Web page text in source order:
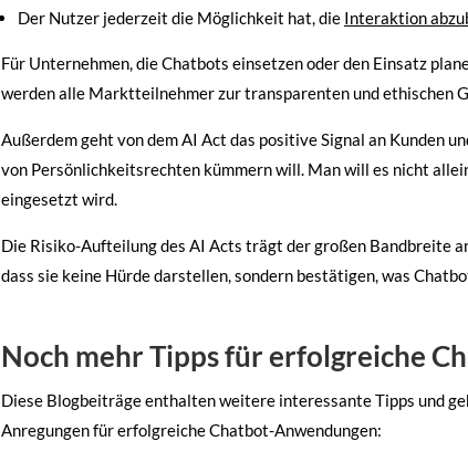
Der Nutzer jederzeit die Möglichkeit hat, die Interaktion
Für Unternehmen, die Chatbots einsetzen oder den Einsatz
werden alle Marktteilnehmer zur transparenten und ethischen
Außerdem geht von dem AI Act das positive Signal an Kunden
von Persönlichkeitsrechten kümmern will. Man will es nicht
eingesetzt wird.
Die Risiko-Aufteilung des AI Acts trägt der großen Bandbreite
dass sie keine Hürde darstellen, sondern bestätigen, was
Noch mehr Tipps für erfolgreiche
Diese Blogbeiträge enthalten weitere interessante Tipps und
Anregungen für erfolgreiche Chatbot-Anwendungen: